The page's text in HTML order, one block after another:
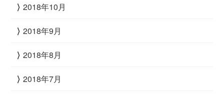
2018年10月
2018年9月
2018年8月
2018年7月